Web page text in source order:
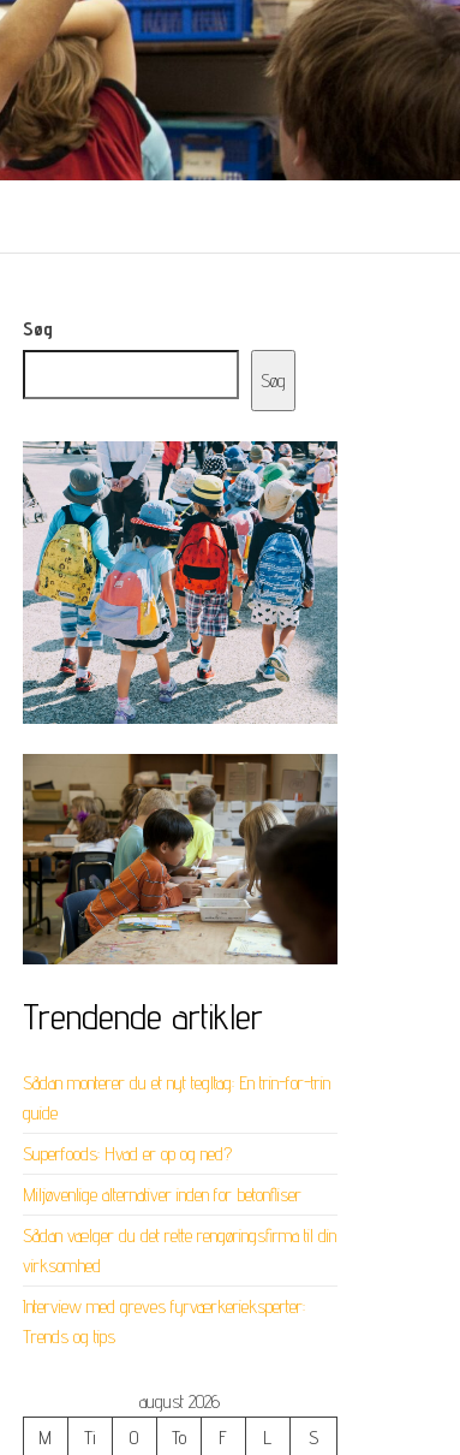
Søg
Søg
Trendende artikler
Sådan monterer du et nyt tegltag: En trin-for-trin
guide
Superfoods: Hvad er op og ned?
Miljøvenlige alternativer inden for betonfliser
Sådan vælger du det rette rengøringsfirma til din
virksomhed
Interview med greves fyrværkerieksperter:
Trends og tips
august 2026
M
Ti O To F L
S